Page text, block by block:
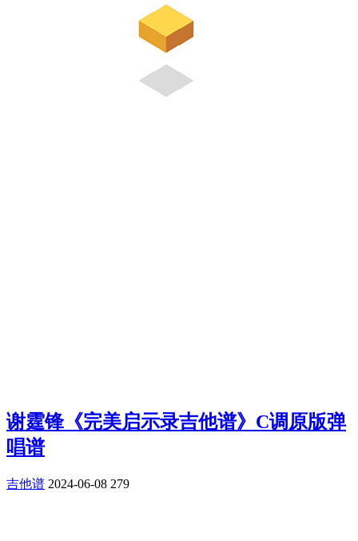
谢霆锋《完美启示录吉他谱》C调原版弹
唱谱
吉他谱 2024-06-08 279